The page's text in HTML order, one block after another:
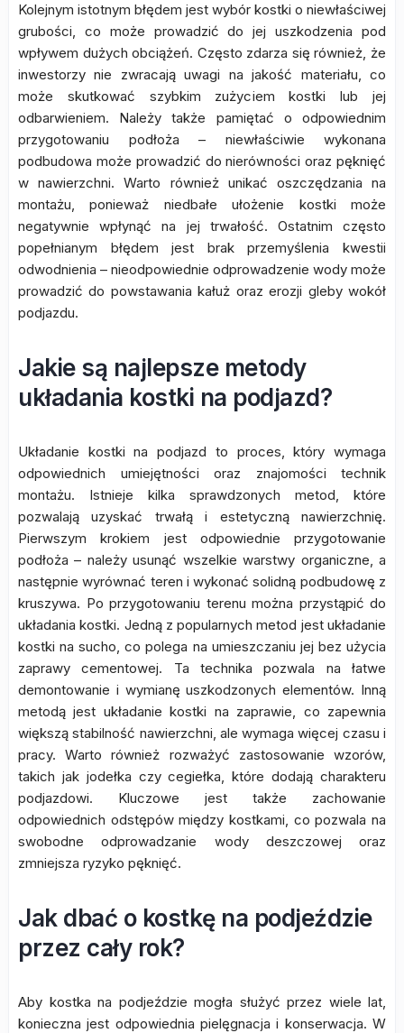
Kolejnym istotnym błędem jest wybór kostki o niewłaściwej
grubości, co może prowadzić do jej uszkodzenia pod
wpływem dużych obciążeń. Często zdarza się również, że
inwestorzy nie zwracają uwagi na jakość materiału, co
może skutkować szybkim zużyciem kostki lub jej
odbarwieniem. Należy także pamiętać o odpowiednim
przygotowaniu podłoża – niewłaściwie wykonana
podbudowa może prowadzić do nierówności oraz pęknięć
w nawierzchni. Warto również unikać oszczędzania na
montażu, ponieważ niedbałe ułożenie kostki może
negatywnie wpłynąć na jej trwałość. Ostatnim często
popełnianym błędem jest brak przemyślenia kwestii
odwodnienia – nieodpowiednie odprowadzenie wody może
prowadzić do powstawania kałuż oraz erozji gleby wokół
podjazdu.
Jakie są najlepsze metody
układania kostki na podjazd?
Układanie kostki na podjazd to proces, który wymaga
odpowiednich umiejętności oraz znajomości technik
montażu. Istnieje kilka sprawdzonych metod, które
pozwalają uzyskać trwałą i estetyczną nawierzchnię.
Pierwszym krokiem jest odpowiednie przygotowanie
podłoża – należy usunąć wszelkie warstwy organiczne, a
następnie wyrównać teren i wykonać solidną podbudowę z
kruszywa. Po przygotowaniu terenu można przystąpić do
układania kostki. Jedną z popularnych metod jest układanie
kostki na sucho, co polega na umieszczaniu jej bez użycia
zaprawy cementowej. Ta technika pozwala na łatwe
demontowanie i wymianę uszkodzonych elementów. Inną
metodą jest układanie kostki na zaprawie, co zapewnia
większą stabilność nawierzchni, ale wymaga więcej czasu i
pracy. Warto również rozważyć zastosowanie wzorów,
takich jak jodełka czy cegiełka, które dodają charakteru
podjazdowi. Kluczowe jest także zachowanie
odpowiednich odstępów między kostkami, co pozwala na
swobodne odprowadzanie wody deszczowej oraz
zmniejsza ryzyko pęknięć.
Jak dbać o kostkę na podjeździe
przez cały rok?
Aby kostka na podjeździe mogła służyć przez wiele lat,
konieczna jest odpowiednia pielęgnacja i konserwacja. W